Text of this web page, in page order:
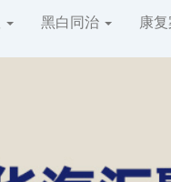
黑白同治 康复